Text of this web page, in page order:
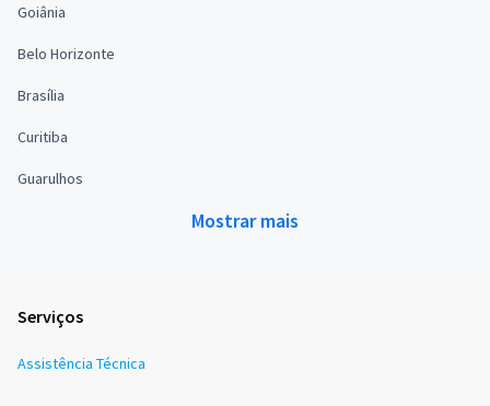
Goiânia
Belo Horizonte
Brasília
Curitiba
Guarulhos
Mostrar mais
Serviços
Assistência Técnica